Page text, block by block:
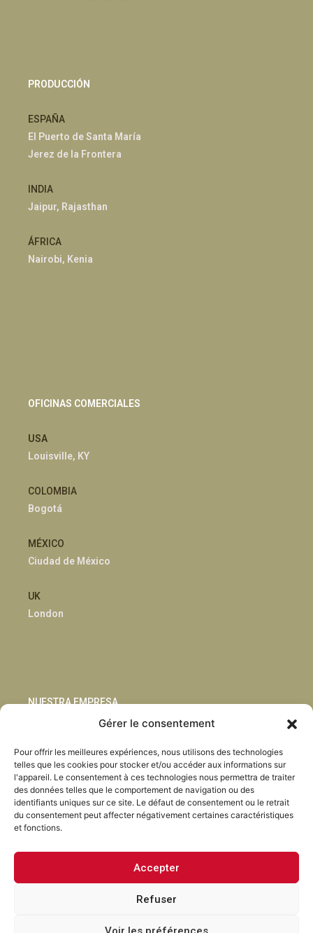
Gérer le consentement
Pour offrir les meilleures expériences, nous utilisons des technologies
telles que les cookies pour stocker et/ou accéder aux informations sur
l'appareil. Le consentement à ces technologies nous permettra de traiter
des données telles que le comportement de navigation ou des
identifiants uniques sur ce site. Le défaut de consentement ou le retrait
du consentement peut affecter négativement certaines caractéristiques
et fonctions.
Accepter
Refuser
PRODUCCIÓN
ESPAÑA
El Puerto de Santa María
Jerez de la Frontera
INDIA
Jaipur, Rajasthan
ÁFRICA
Nairobi, Kenia
OFICINAS COMERCIALES
USA
Louisville, KY
COLOMBIA
Bogotá
MÉXICO
Ciudad de México
UK
London
NUESTRA EMPRESA
Innovación
Blog
Habla con nosotros